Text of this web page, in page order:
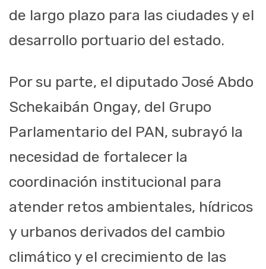
de largo plazo para las ciudades y el
desarrollo portuario del estado.
Por su parte, el diputado José Abdo
Schekaibán Ongay, del Grupo
Parlamentario del PAN, subrayó la
necesidad de fortalecer la
coordinación institucional para
atender retos ambientales, hídricos
y urbanos derivados del cambio
climático y el crecimiento de las